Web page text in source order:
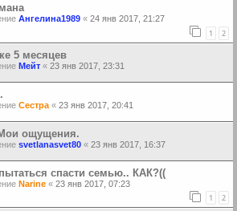
Ангелина1989 « 24 янв 2017, 21:27
1 2
5 месяцев
Мейт « 23 янв 2017, 23:31
Сестра « 23 янв 2017, 20:41
ощущения.
svetlanasvet80 « 23 янв 2017, 16:37
спасти семью.. КАК?((
Narine « 23 янв 2017, 07:23
1 2